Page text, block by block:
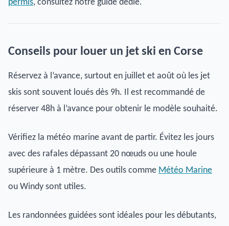
permis, consultez notre guide dédié.
Conseils pour louer un jet ski en Corse
Réservez à l’avance, surtout en juillet et août où les jet
skis sont souvent loués dès 9h. Il est recommandé de
réserver 48h à l’avance pour obtenir le modèle souhaité.
Vérifiez la météo marine avant de partir. Évitez les jours
avec des rafales dépassant 20 nœuds ou une houle
supérieure à 1 mètre. Des outils comme Météo Marine
ou Windy sont utiles.
Les randonnées guidées sont idéales pour les débutants,